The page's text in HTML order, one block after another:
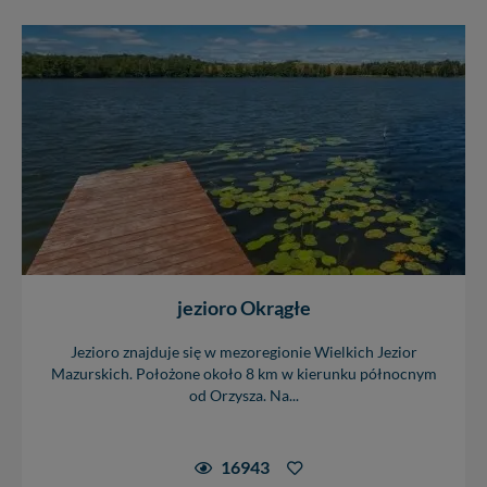
jezioro Okrągłe
Jezioro znajduje się w mezoregionie Wielkich Jezior
Mazurskich. Położone około 8 km w kierunku północnym
od Orzysza. Na...
16943